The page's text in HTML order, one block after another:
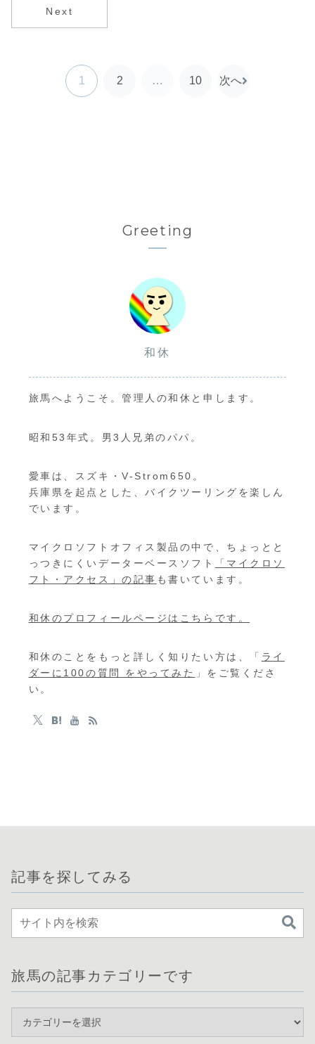
Next
1 2 … 10 次へ
Greeting
和休
旅馬へようこそ。管理人の和休と申します。
昭和53年式。男3人兄弟のパパ。
愛車は、スズキ・V-Strom650。
兵庫県を起点とした、バイクツーリングを楽しん
でいます。
マイクロソフトオフィス製品の中で、ちょっとと
っつきにくいデーターベースソフト
「マイクロソ
フト・アクセス」の記事 も書いています。
和休のプロフィールページはこちらです。
和休のことをもっと詳しく知りたい方は、「 ライ
ダーに100の質問 をやってみた
」をご覧くださ
い。
記事を探してみる
旅馬の記事カテゴリーです